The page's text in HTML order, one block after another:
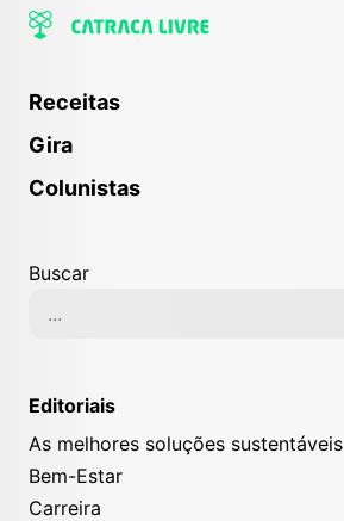
Receitas
Gira
Colunistas
Buscar
Editoriais
As melhores soluções sustentáveis
Bem-Estar
Carreira